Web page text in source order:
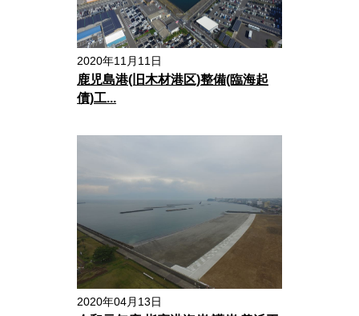
2020年11月11日
鹿児島港(旧木材港区)整備(臨海起
債)工...
2020年04月13日